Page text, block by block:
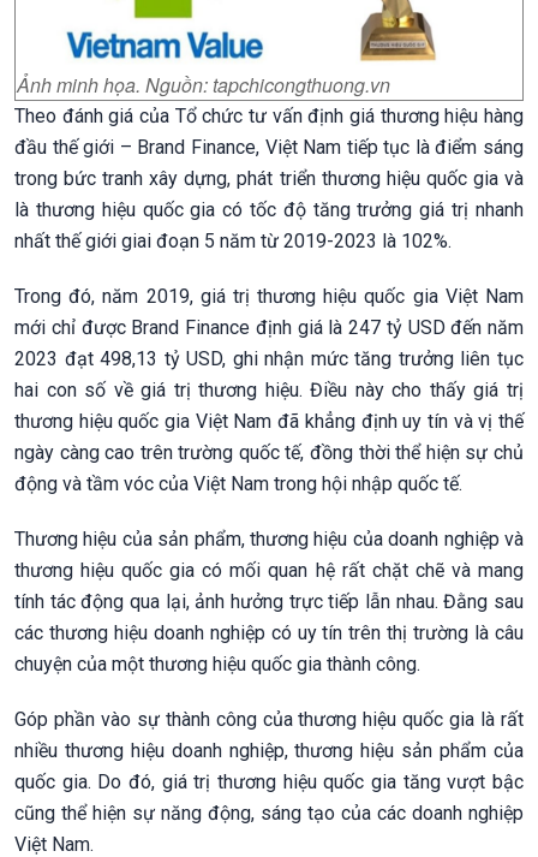
Ảnh minh họa. Nguồn: tapchicongthuong.vn
Theo đánh giá của Tổ chức tư vấn định giá thương hiệu hàng
đầu thế giới – Brand Finance, Việt Nam tiếp tục là điểm sáng
trong bức tranh xây dựng, phát triển thương hiệu quốc gia và
là thương hiệu quốc gia có tốc độ tăng trưởng giá trị nhanh
nhất thế giới giai đoạn 5 năm từ 2019-2023 là 102%.
Trong đó, năm 2019, giá trị thương hiệu quốc gia Việt Nam
mới chỉ được Brand Finance định giá là 247 tỷ USD đến năm
2023 đạt 498,13 tỷ USD, ghi nhận mức tăng trưởng liên tục
hai con số về giá trị thương hiệu. Điều này cho thấy giá trị
thương hiệu quốc gia Việt Nam đã khẳng định uy tín và vị thế
ngày càng cao trên trường quốc tế, đồng thời thể hiện sự chủ
động và tầm vóc của Việt Nam trong hội nhập quốc tế.
Thương hiệu của sản phẩm, thương hiệu của doanh nghiệp và
thương hiệu quốc gia có mối quan hệ rất chặt chẽ và mang
tính tác động qua lại, ảnh hưởng trực tiếp lẫn nhau. Đằng sau
các thương hiệu doanh nghiệp có uy tín trên thị trường là câu
chuyện của một thương hiệu quốc gia thành công.
Góp phần vào sự thành công của thương hiệu quốc gia là rất
nhiều thương hiệu doanh nghiệp, thương hiệu sản phẩm của
quốc gia. Do đó, giá trị thương hiệu quốc gia tăng vượt bậc
cũng thể hiện sự năng động, sáng tạo của các doanh nghiệp
Việt Nam.